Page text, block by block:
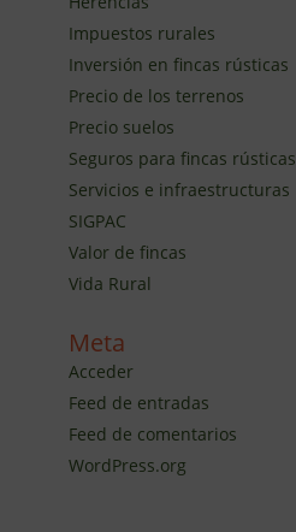
Impuestos rurales
Inversión en fincas rústicas
Precio de los terrenos
Precio suelos
Seguros para fincas rústicas
Servicios e infraestructuras
SIGPAC
Valor de fincas
Vida Rural
Meta
Acceder
Feed de entradas
Feed de comentarios
WordPress.org